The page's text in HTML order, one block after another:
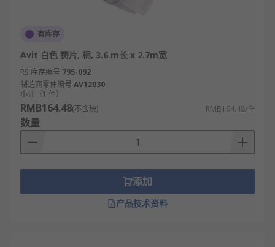
有库存
Avit 白色 铸片, 棉, 3.6 m长 x 2.7m宽
RS 库存编号 795-092
制造商零件编号 AV12030
小计（1 件）
RMB164.48(不含税) RMB164.48/件
数量
添加
产品技术资料